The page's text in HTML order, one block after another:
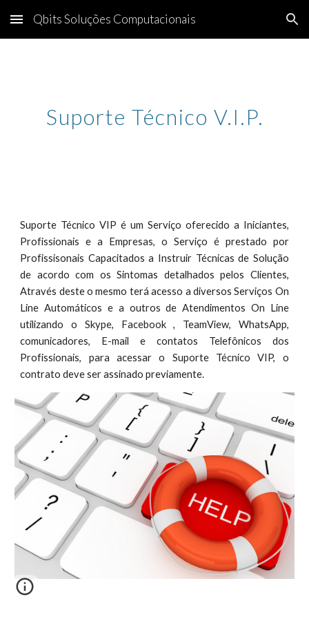
Skip to main content Skip to navigation
Qbits Soluções Computacionais
Suporte Técnico V.I.P.
Suporte Técnico VIP é um Serviço oferecido a Iniciantes,
Profissionais e a Empresas, o Serviço é prestado por
Profissisonais Capacitados a Instruir Técnicas de Solução
de acordo com os Sintomas detalhados pelos Clientes,
Através deste o mesmo terá acesso a diversos Serviços On
Line Automáticos e a outros de Atendimentos On Line
utilizando o Skype, Facebook , TeamView, WhatsApp,
comunicadores, E-mail e contatos Telefônicos dos
Profissionais, para acessar o Suporte Técnico VIP, o
contrato deve ser assinado previamente.